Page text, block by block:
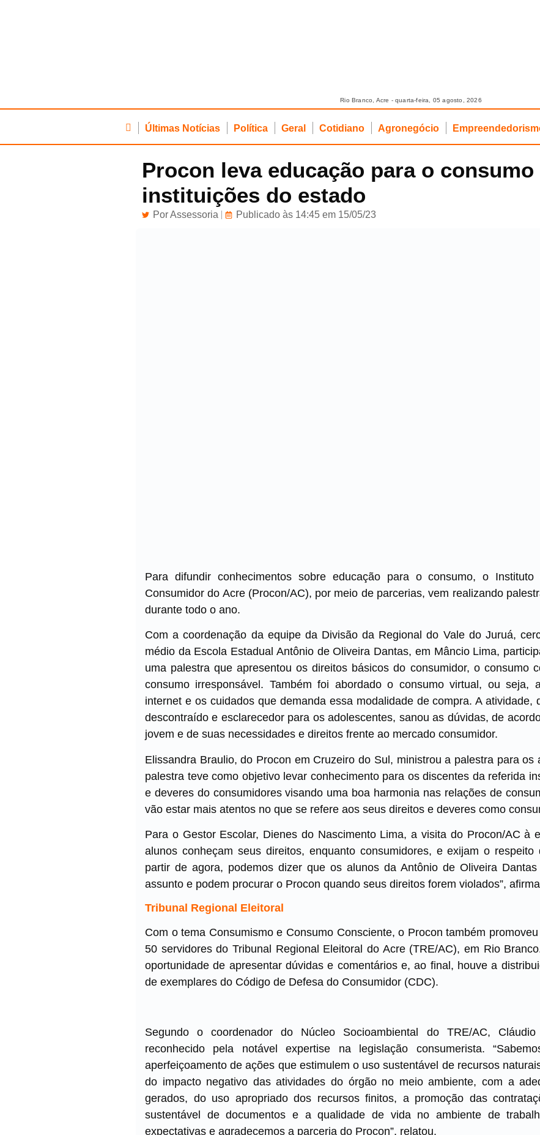
Rio Branco, Acre - quarta-feira, 05 agosto, 2026
Últimas Notícias Política Geral Cotidiano Agronegócio
Procon leva educação para o consumo
instituições do estado
PorAssessoria Publicado às 14:45 em 15/05/23
Para difundir conhecimentos sobre educação para o consumo, o
Consumidor do Acre (Procon/AC), por meio de parcerias, vem realizando
durante todo o ano.
Com a coordenação da equipe da Divisão da Regional do Vale do Juruá,
médio da Escola Estadual Antônio de Oliveira Dantas, em Mâncio Lima,
uma palestra que apresentou os direitos básicos do consumidor, o consumo
consumo irresponsável. Também foi abordado o consumo virtual, ou seja,
internet e os cuidados que demanda essa modalidade de compra. A atividade,
descontraído e esclarecedor para os adolescentes, sanou as dúvidas, de
jovem e de suas necessidades e direitos frente ao mercado consumidor.
Elissandra Braulio, do Procon em Cruzeiro do Sul, ministrou a palestra para os
palestra teve como objetivo levar conhecimento para os discentes da referida
e deveres do consumidores visando uma boa harmonia nas relações de
vão estar mais atentos no que se refere aos seus direitos e deveres como
Para o Gestor Escolar, Dienes do Nascimento Lima, a visita do Procon/AC à
alunos conheçam seus direitos, enquanto consumidores, e exijam o respeito
partir de agora, podemos dizer que os alunos da Antônio de Oliveira
assunto e podem procurar o Procon quando seus direitos forem violados”,
Tribunal Regional Eleitoral
Com o tema Consumismo e Consumo Consciente, o Procon também
50 servidores do Tribunal Regional Eleitoral do Acre (TRE/AC), em Rio
oportunidade de apresentar dúvidas e comentários e, ao final, houve a
de exemplares do Código de Defesa do Consumidor (CDC).
Segundo o coordenador do Núcleo Socioambiental do TRE/AC,
reconhecido pela notável expertise na legislação consumerista.
aperfeiçoamento de ações que estimulem o uso sustentável de recursos
do impacto negativo das atividades do órgão no meio ambiente, com a
gerados, do uso apropriado dos recursos finitos, a promoção das
sustentável de documentos e a qualidade de vida no ambiente de
expectativas e agradecemos a parceria do Procon”, relatou.